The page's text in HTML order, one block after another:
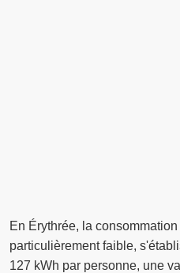
En Érythrée, la
particulièrement faible,
127 kWh par personne, une